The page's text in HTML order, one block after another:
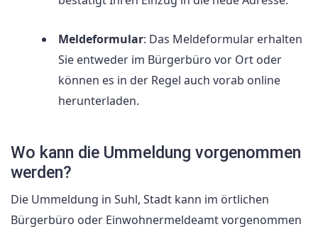
Meldeformular: Das Meldeformular erhalten
Sie entweder im Bürgerbüro vor Ort oder
können es in der Regel auch vorab online
herunterladen.
Wo kann die Ummeldung vorgenommen
werden?
Die Ummeldung in Suhl, Stadt kann im örtlichen
Bürgerbüro oder Einwohnermeldeamt vorgenommen